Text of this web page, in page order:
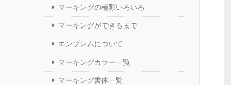
マーキングの種類いろいろ
マーキングができるまで
エンブレムについて
マーキングカラー一覧
マーキング書体一覧